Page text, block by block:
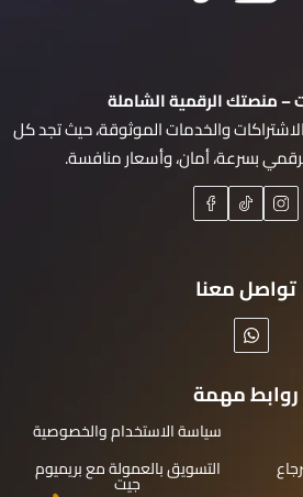
– منصتك الرقمية الشاملة
والخدمات الموثوقة، حيث تجد كل
بسرعة، أمان، وأسعار منافسة.
تواصل معنا
روابط مهمة
سياسة الاستخدام والخصوصية
التسويق بالعمولة مع بريميوم
جيت